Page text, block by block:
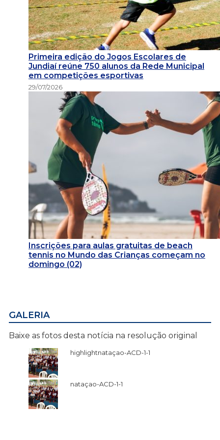
Primeira edição do Jogos Escolares de
Jundiaí reúne 750 alunos da Rede Municipal
em competições esportivas
29/07/2026
Inscrições para aulas gratuitas de beach
tennis no Mundo das Crianças começam no
domingo (02)
GALERIA
Baixe as fotos desta notícia na resolução original
highlightnataçao-ACD-1-1
nataçao-ACD-1-1